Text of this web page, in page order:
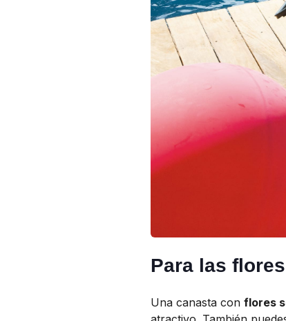
Para las
Una canasta conflores